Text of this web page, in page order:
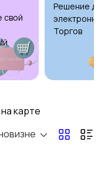
за волосами
свой
Решение
Торгов
карте